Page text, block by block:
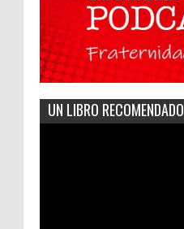
UN LIBRO RECOMENDADO